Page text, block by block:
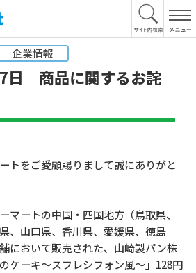
企業情報
日 商品に関するお詫
トをご愛顧賜りまして誠にありがと
マートの中国・四国地方（鳥取県、
、山口県、香川県、愛媛県、徳島
において販売された、山崎製パン株
ケーキ～スフレシフォン風～」128円